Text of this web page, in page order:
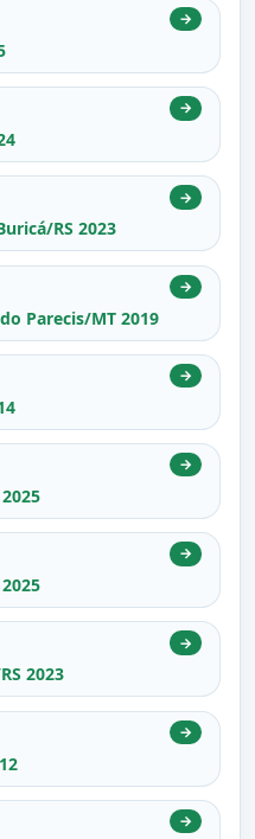
→
→
RS 2023
→
Parecis/MT 2019
→
→
→
→
2023
→
→
→